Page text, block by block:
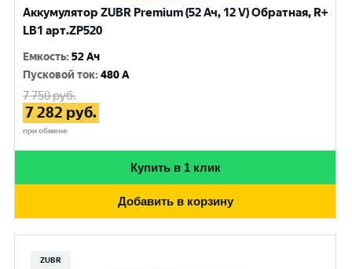
Аккумулятор ZUBR Premium (52 Ач, 12 V) Обратная, R+
LB1 арт.ZP520
Емкость:52 Ач
Пусковой ток:480 A
7 750руб.
7 282 руб.
при обмене
Купить в 1 клик
Добавить в корзину
ZUBR